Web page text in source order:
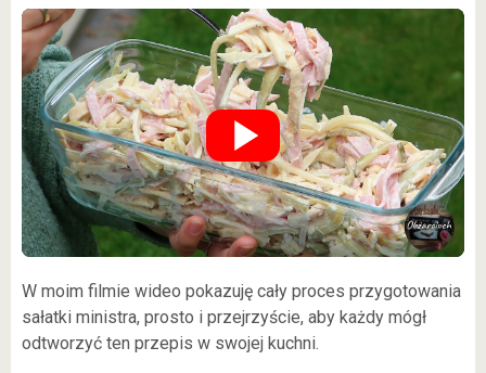
W moim filmie wideo pokazuję cały proces przygotowania
sałatki ministra, prosto i przejrzyście, aby każdy mógł
odtworzyć ten przepis w swojej kuchni.